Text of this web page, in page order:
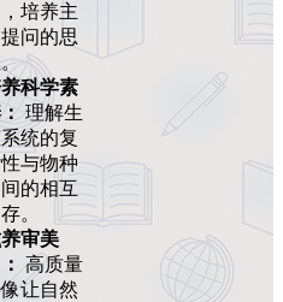
培养主
问的思
科学素
理解生
统的复
与物种
的相互
。
审美
高质量
让自然